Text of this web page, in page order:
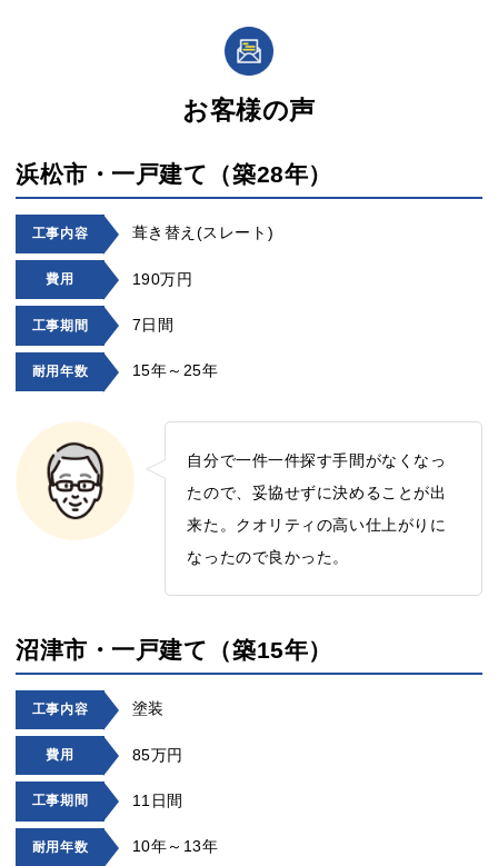
お客様の声
浜松市・一戸建て（築28年）
工事内容 葺き替え(スレート)
費用 190万円
工事期間 7日間
耐用年数 15年～25年
自分で一件一件探す手間がなくなっ
たので、妥協せずに決めることが出
来た。クオリティの高い仕上がりに
なったので良かった。
沼津市・一戸建て（築15年）
工事内容 塗装
費用 85万円
工事期間 11日間
耐用年数 10年～13年